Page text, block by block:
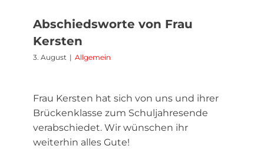
Abschiedsworte von Frau
Kersten
3. August | Allgemein
Frau Kersten hat sich von uns und ihrer
Brückenklasse zum Schuljahresende
verabschiedet. Wir wünschen ihr
weiterhin alles Gute!